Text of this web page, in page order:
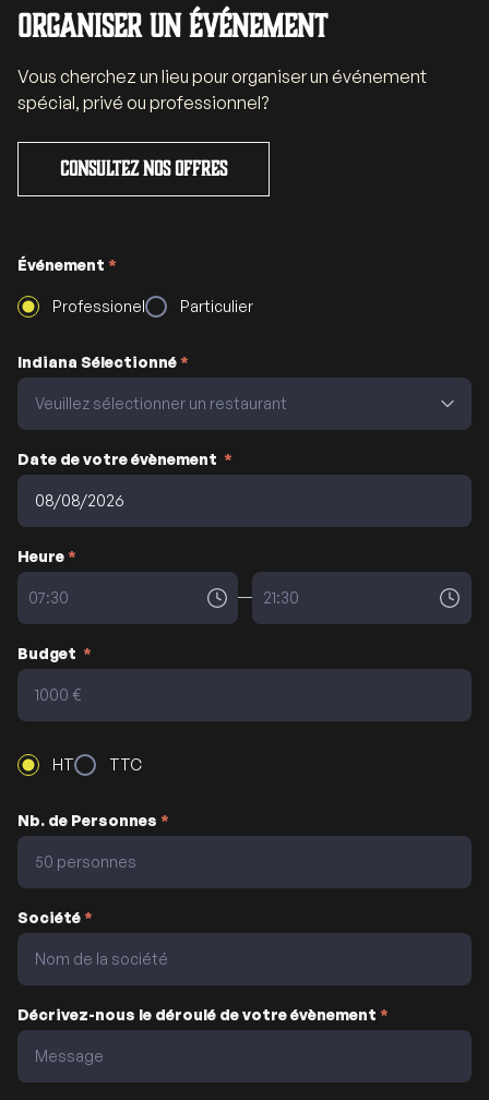
Organiser un événement
Vous cherchez un lieu pour organiser un événement
spécial, privé ou professionnel?
Consultez nos offres
Événement *
Professionel Particulier
Indiana Sélectionné*
Date de votre évènement *
Heure*
Budget *
HT TTC
Nb. de Personnes *
Société*
Décrivez-nous le déroulé de votre évènement *